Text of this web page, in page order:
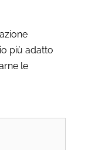
più adatto
le